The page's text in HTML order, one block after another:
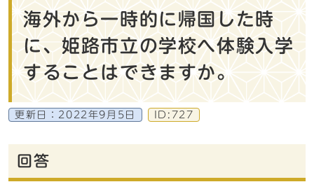
海外から一時的に帰国した時
に、姫路市立の学校へ体験入学
することはできますか。
更新日： 2022年9月5日 ID:727
回答